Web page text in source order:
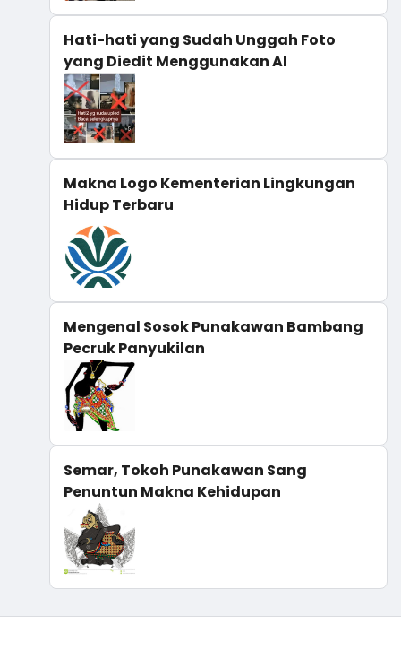
Hati-hati yang Sudah Unggah Foto
yang Diedit Menggunakan AI
Makna Logo Kementerian Lingkungan
Hidup Terbaru
Mengenal Sosok Punakawan Bambang
Pecruk Panyukilan
Semar, Tokoh Punakawan Sang
Penuntun Makna Kehidupan